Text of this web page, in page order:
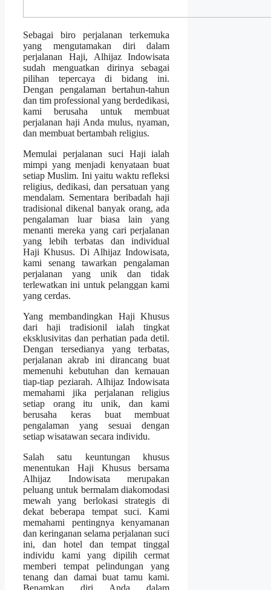
Sebagai biro perjalanan terkemuka
yang mengutamakan diri dalam
perjalanan Haji, Alhijaz Indowisata
sudah menguatkan dirinya sebagai
pilihan tepercaya di bidang ini.
Dengan pengalaman bertahun-tahun
dan tim professional yang berdedikasi,
kami berusaha untuk membuat
perjalanan haji Anda mulus, nyaman,
dan membuat bertambah religius.
Memulai perjalanan suci Haji ialah
mimpi yang menjadi kenyataan buat
setiap Muslim. Ini yaitu waktu refleksi
religius, dedikasi, dan persatuan yang
mendalam. Sementara beribadah haji
tradisional dikenal banyak orang, ada
pengalaman luar biasa lain yang
menanti mereka yang cari perjalanan
yang lebih terbatas dan individual
Haji Khusus. Di Alhijaz Indowisata,
kami senang tawarkan pengalaman
perjalanan yang unik dan tidak
terlewatkan ini untuk pelanggan kami
yang cerdas.
Yang membandingkan Haji Khusus
dari haji tradisionil ialah tingkat
eksklusivitas dan perhatian pada detil.
Dengan tersedianya yang terbatas,
perjalanan akrab ini dirancang buat
memenuhi kebutuhan dan kemauan
tiap-tiap peziarah. Alhijaz Indowisata
memahami jika perjalanan religius
setiap orang itu unik, dan kami
berusaha keras buat membuat
pengalaman yang sesuai dengan
setiap wisatawan secara individu.
Salah satu keuntungan khusus
menentukan Haji Khusus bersama
Alhijaz Indowisata merupakan
peluang untuk bermalam diakomodasi
mewah yang berlokasi strategis di
dekat beberapa tempat suci. Kami
memahami pentingnya kenyamanan
dan keringanan selama perjalanan suci
ini, dan hotel dan tempat tinggal
individu kami yang dipilih cermat
memberi tempat pelindungan yang
tenang dan damai buat tamu kami.